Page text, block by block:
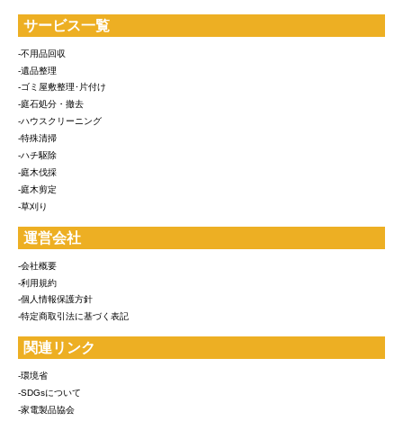
サービス一覧
-不用品回収
-遺品整理
-ゴミ屋敷整理･片付け
-庭石処分・撤去
-ハウスクリーニング
-特殊清掃
-ハチ駆除
-庭木伐採
-庭木剪定
-草刈り
運営会社
-会社概要
-利用規約
-個人情報保護方針
-特定商取引法に基づく表記
関連リンク
-環境省
-SDGsについて
-家電製品協会